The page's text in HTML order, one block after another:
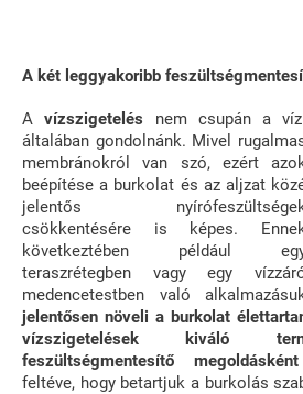
A két leggyakoribb
Avízszigetelés nem csupán a
általában gondolnánk. Mivel
membránokról van szó, ezért
beépítése a burkolat és az aljzat
jelentős
csökkentésére is képes.
következtében például
teraszrétegben vagy egy
medencetestben való
jelentősen növeli a burkolat
vízszigetelések kiváló
feszültségmentesítő
feltéve, hogy betartjuk a burkolás